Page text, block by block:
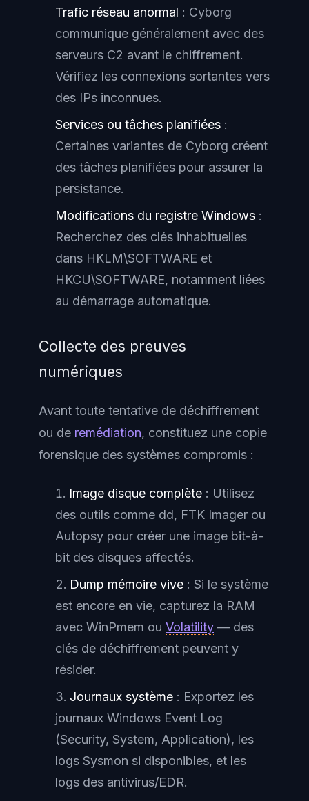
Trafic réseau anormal : Cyborg
communique généralement avec des
serveurs C2 avant le chiffrement.
Vérifiez les connexions sortantes vers
des IPs inconnues.
Services ou tâches planifiées :
Certaines variantes de Cyborg créent
des tâches planifiées pour assurer la
persistance.
Modifications du registre Windows :
Recherchez des clés inhabituelles
dans HKLM\SOFTWARE et
HKCU\SOFTWARE, notamment liées
au démarrage automatique.
Collecte des preuves
numériques
Avant toute tentative de déchiffrement
ou de remédiation, constituez une copie
forensique des systèmes compromis :
Image disque complète : Utilisez
des outils comme dd, FTK Imager ou
Autopsy pour créer une image bit-à-
bit des disques affectés.
Dump mémoire vive : Si le système
est encore en vie, capturez la RAM
avec WinPmem ou Volatility — des
clés de déchiffrement peuvent y
résider.
Journaux système : Exportez les
journaux Windows Event Log
(Security, System, Application), les
logs Sysmon si disponibles, et les
logs des antivirus/EDR.